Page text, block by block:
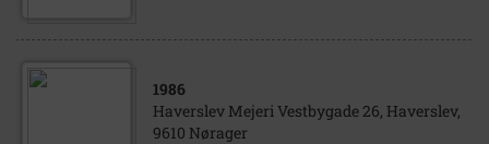
1986
Haverslev Mejeri Vestbygade 26, Haverslev,
9610 Nørager